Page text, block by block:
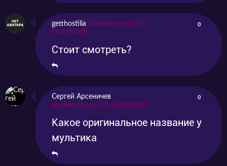
getthostilia Комментатор LVL
OVER9000
0
Стоит смотреть?
Сергей Арсеничев
Комментатор LVL OVER9000
0
Какое оригинальное название у
мультика